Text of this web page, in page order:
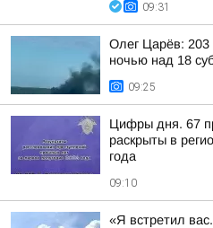
09:31
Олег Царёв:
ночью над 18
09:25
Цифры дня. 67
раскрыты в
года
09:10
«Я встретил